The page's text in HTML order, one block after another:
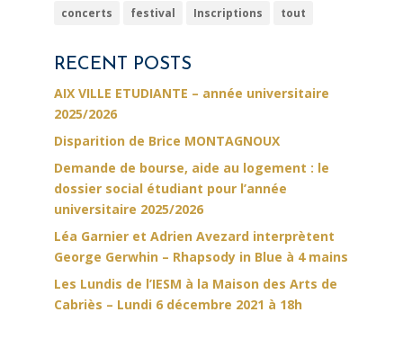
concerts festival Inscriptions tout
RECENT POSTS
AIX VILLE ETUDIANTE – année universitaire
2025/2026
Disparition de Brice MONTAGNOUX
Demande de bourse, aide au logement : le
dossier social étudiant pour l’année
universitaire 2025/2026
Léa Garnier et Adrien Avezard interprètent
George Gerwhin – Rhapsody in Blue à 4 mains
Les Lundis de l’IESM à la Maison des Arts de
Cabriès – Lundi 6 décembre 2021 à 18h